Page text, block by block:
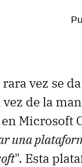
vez se
de la
Microsoft
una
". Esta